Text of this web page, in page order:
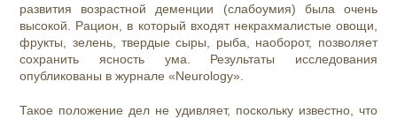
развития возрастной деменции (слабоумия) была очень
высокой. Рацион, в который входят некрахмалистые овощи,
фрукты, зелень, твердые сыры, рыба, наоборот, позволяет
сохранить ясность ума. Результаты исследования
опубликованы в журнале «Neurology».
Такое положение дел не удивляет, поскольку известно, что